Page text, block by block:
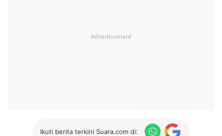
Ikuti berita terkini Suara.com di: